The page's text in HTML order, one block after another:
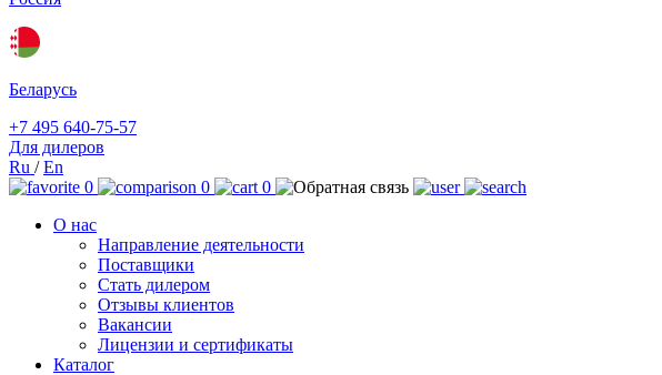
Беларусь
+7 495 640-75-57
Для дилеров
Ru /En
0
0
0
О нас
Направление деятельности
Поставщики
Стать дилером
Отзывы клиентов
Вакансии
Лицензии и сертификаты
Каталог